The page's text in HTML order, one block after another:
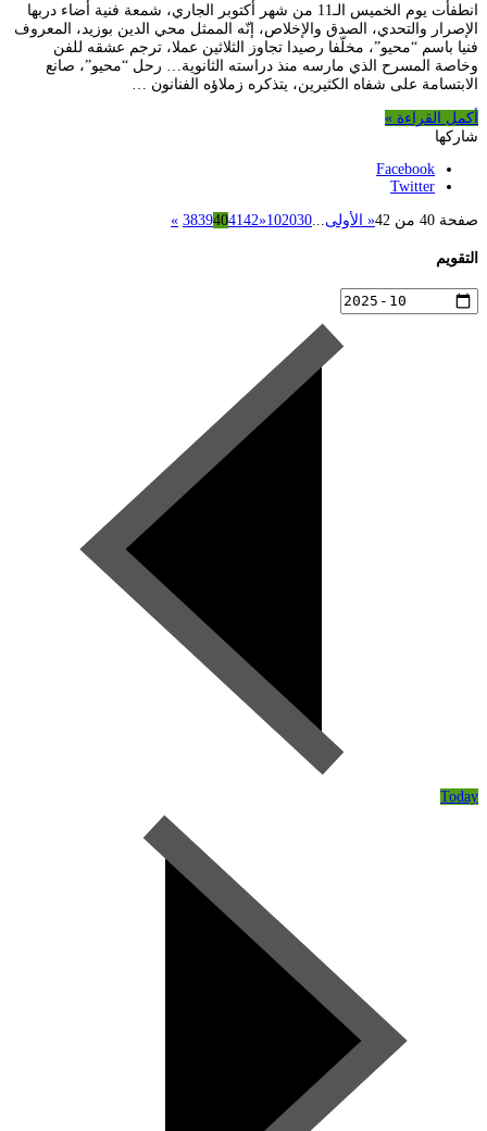
انطفأت يوم الخميس الـ11 من شهر أكتوبر الجاري، شمعة فنية أضاء دربها
الإصرار والتحدي، الصدق والإخلاص، إنّه الممثل محي الدين بوزيد، المعروف
فنيا باسم “محيو”، مخلّفا رصيدا تجاوز الثلاثين عملا، ترجم عشقه للفن
وخاصة المسرح الذي مارسه منذ دراسته الثانوية… رحل “محيو”، صانع
الابتسامة على شفاه الكثيرين، يتذكره زملاؤه الفنانون …
أكمل القراءة »
شاركها
Facebook
Twitter
صفحة 40 من 42 « الأولى 102030
«
3839404142
»
التقويم
Today